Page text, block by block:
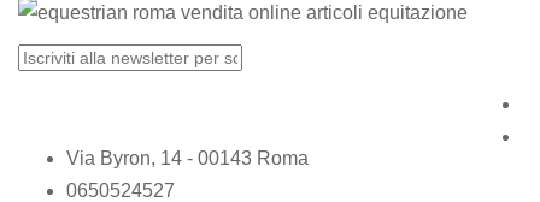
Via Byron, 14 - 00143 Roma
0650524527